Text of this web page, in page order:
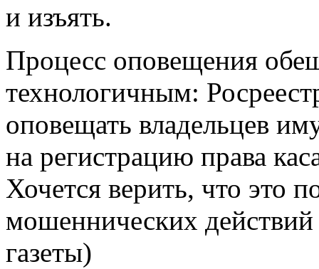
и изъять.
Процесс оповещения
технологичным:
оповещать владельцев
на регистрацию права
Хочется верить, что это
мошеннических
газеты)